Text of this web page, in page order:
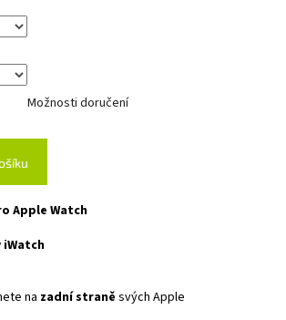
Možnosti doručení
Apple Watch
iWatch
na zadní straně svých Apple